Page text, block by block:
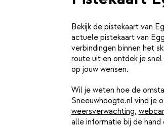
Bekijk de pistekaart van
actuele pistekaart van
verbindingen binnen het
route uit en ontdek je
op jouw wensen.
Wil je weten hoe de
Sneeuwhoogte.nl vind je
weersverwachting,
alle informatie bij de